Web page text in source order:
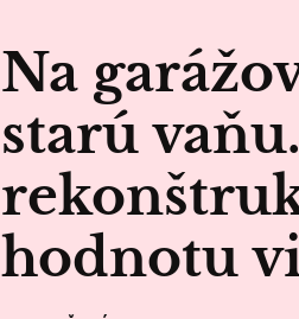
Na
starú
hodnotu